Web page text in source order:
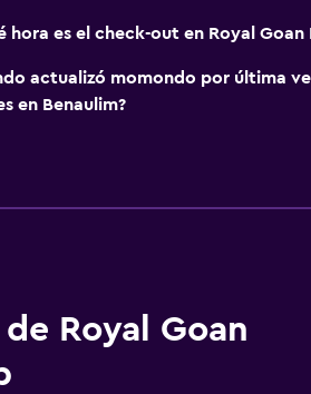
hora es el check-out en Royal Goan
actualizó momondo por última
en Benaulim?
Royal Goan